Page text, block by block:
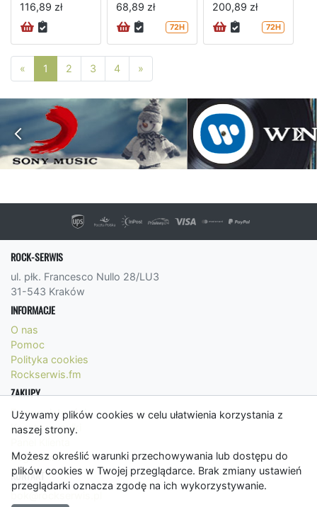
Używamy plików cookies w celu ułatwienia korzystania z
naszej strony.
Możesz określić warunki przechowywania lub dostępu do
plików cookies w Twojej przeglądarce. Brak zmiany ustawień
przeglądarki oznacza zgodę na ich wykorzystywanie.
116,89 zł
68,89 zł
72H
200,89 zł
72H
« Poprzednia strona
1 2 3 4 »
ROCK-SERWIS
ul. płk. Francesco Nullo 28/LU3
31-543 Kraków
INFORMACJE
O nas
Pomoc
Polityka cookies
Rockserwis.fm
ZAKUPY
Formy płatności
Koszty wysyłki
Regulamin
KONTAKT
bok@rockserwis.pl